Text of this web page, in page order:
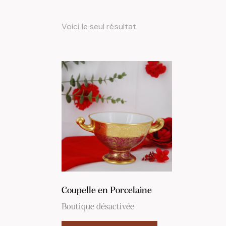
Voici le seul résultat
Coupelle en Porcelaine
Boutique désactivée